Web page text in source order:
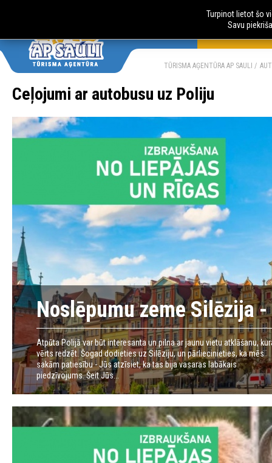
AUTOBUSU
TŪRISMA AĢENTŪRA AP SAULI
Ceļojumi ar autobusu uz Poliju
Noslēpumu zeme Silēzija
Atpūta Polijā var būt interesanta un pilna ar jaunu vietu atklāšanu,
vērts redzēt. Šogad dodieties uz Silēziju, un pārliecinieties, ka mēs
sakām patiesību - Jūs atzīsiet, ka tas bija vasaras labākais
piedzīvojums. Šeit Jūs...
Turpinot lietot šo
Savu